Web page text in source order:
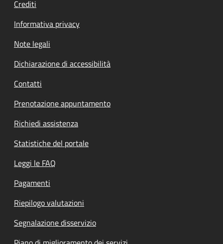
Crediti
Informativa privacy
Note legali
Dichiarazione di accessibilità
Contatti
Prenotazione appuntamento
Richiedi assistenza
Statistiche del portale
Leggi le FAQ
Pagamenti
Riepilogo valutazioni
Segnalazione disservizio